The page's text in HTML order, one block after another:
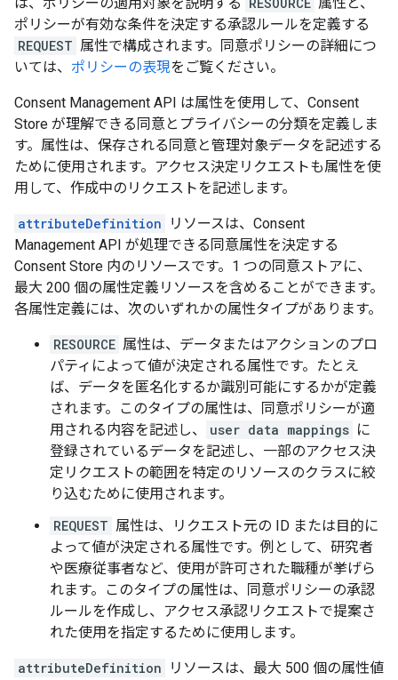
ポリシーが有効な条件を決定する承認ルールを定義する
REQUEST 属性で構成されます。同意ポリシーの詳細につ
いては、 ポリシーの表現をご覧ください。
Consent Management API は属性を使用して、Consent
Store が理解できる同意とプライバシーの分類を定義しま
す。属性は、保存される同意と管理対象データを記述する
ために使用されます。アクセス決定リクエストも属性を使
用して、作成中のリクエストを記述します。
attributeDefinition
リソースは、Consent
Management API が処理できる同意属性を決定する
Consent Store 内のリソースです。1 つの同意ストアに、
最大 200 個の属性定義リソースを含めることができます。
各属性定義には、次のいずれかの属性タイプがあります。
RESOURCE 属性は、データまたはアクションのプロ
パティによって値が決定される属性です。たとえ
ば、データを匿名化するか識別可能にするかが定義
されます。このタイプの属性は、同意ポリシーが適
用される内容を記述し、
user data mappings に
登録されているデータを記述し、一部のアクセス決
定リクエストの範囲を特定のリソースのクラスに絞
り込むために使用されます。
REQUEST 属性は、リクエスト元の ID または目的に
よって値が決定される属性です。例として、研究者
や医療従事者など、使用が許可された職種が挙げら
れます。このタイプの属性は、同意ポリシーの承認
ルールを作成し、アクセス承認リクエストで提案さ
れた使用を指定するために使用します。
attributeDefinition
リソースは、最大 500 個の属性値